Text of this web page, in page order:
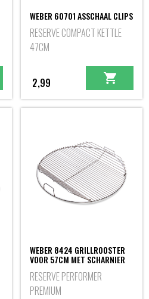
WEBER 60701 ASSCHAAL CLIPS
RESERVE COMPACT KETTLE
47CM
2,99
WEBER 8424 GRILLROOSTER
VOOR 57CM MET SCHARNIER
RESERVE PERFORMER
PREMIUM